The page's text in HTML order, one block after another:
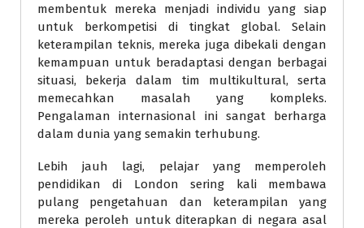
membentuk mereka menjadi individu yang siap
untuk berkompetisi di tingkat global. Selain
keterampilan teknis, mereka juga dibekali dengan
kemampuan untuk beradaptasi dengan berbagai
situasi, bekerja dalam tim multikultural, serta
memecahkan masalah yang kompleks.
Pengalaman internasional ini sangat berharga
dalam dunia yang semakin terhubung.
Lebih jauh lagi, pelajar yang memperoleh
pendidikan di London sering kali membawa
pulang pengetahuan dan keterampilan yang
mereka peroleh untuk diterapkan di negara asal